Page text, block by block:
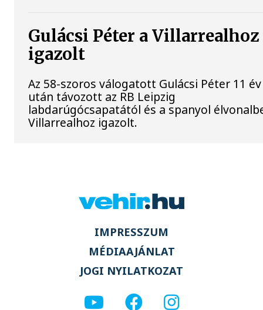
Gulácsi Péter a Villarrealhoz
igazolt
Az 58-szoros válogatott Gulácsi Péter 11 év
után távozott az RB Leipzig
labdarúgócsapatától és a spanyol
Villarrealhoz igazolt.
IMPRESSZUM
MÉDIAAJÁNLAT
JOGI NYILATKOZAT